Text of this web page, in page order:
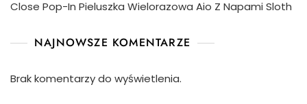
Close Pop-In Pieluszka Wielorazowa Aio Z Napami Sloth
NAJNOWSZE KOMENTARZE
Brak komentarzy do wyświetlenia.